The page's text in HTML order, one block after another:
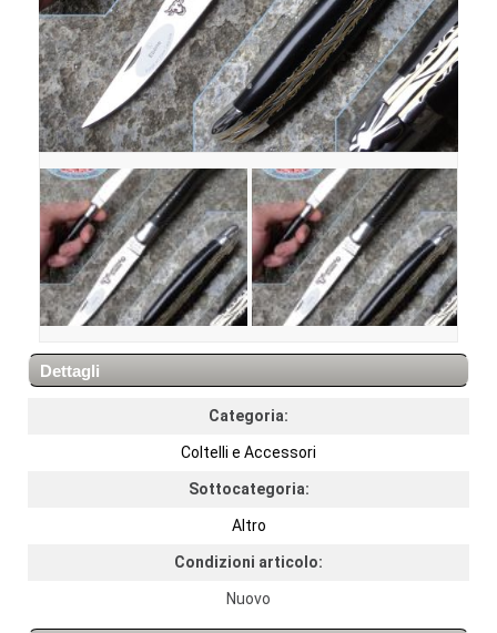
Dettagli
Categoria:
Coltelli e Accessori
Sottocategoria:
Altro
Condizioni articolo:
Nuovo